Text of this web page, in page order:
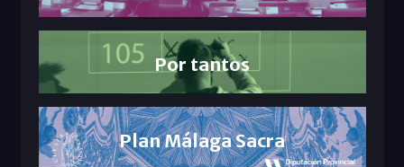
Por tantos
Plan Málaga Sacra